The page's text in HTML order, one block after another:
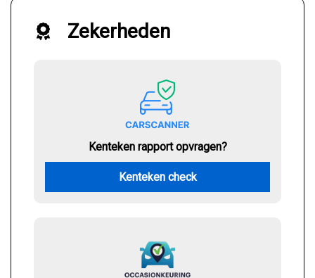
Zekerheden
Kenteken rapport opvragen?
Kenteken check